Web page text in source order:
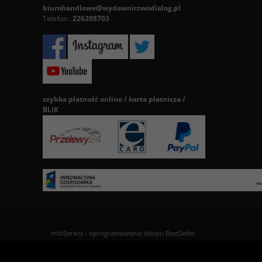
biurohandlowe@wydawnictwodialog.pl
Telefon : 226208703
szybka płatność online / karta płatnicza /
BLIK
InfoSerwis - oprogramowanie sklepu BestSeller